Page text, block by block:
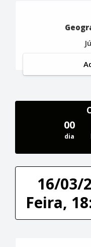
00
dia
16/03/
Feira,